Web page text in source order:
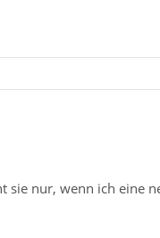
sie nur, wenn ich eine